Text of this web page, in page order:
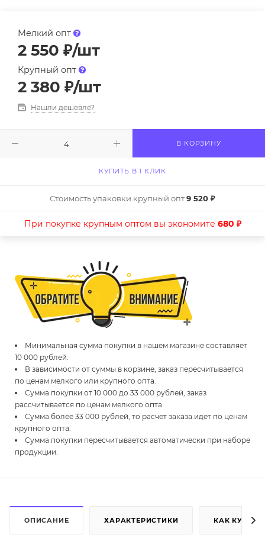
Мелкий опт
2 550 ₽/шт
Крупный опт
2 380 ₽/шт
Нашли дешевле?
В КОРЗИНУ
КУПИТЬ В 1 КЛИК
Стоимость упаковки крупный опт9 520 ₽
При покупке крупным оптом вы экономите 680 ₽
Минимальная сумма покупки в нашем магазине составляет
10 000 рублей.
В зависимости от суммы в корзине, заказ пересчитывается
по ценам мелкого или крупного опта.
Сумма покупки от 10 000 до 33 000 рублей, заказ
рассчитывается по ценам мелкого опта.
Сумма более 33 000 рублей, то расчет заказа идет по ценам
крупного опта.
Сумма покупки пересчитывается автоматически при наборе
продукции.
ОПИСАНИЕ ХАРАКТЕРИСТИКИ КАК КУПИТЬ